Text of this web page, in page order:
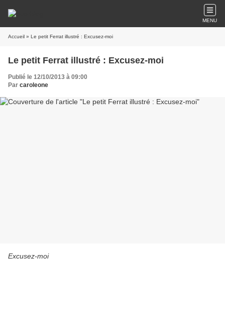
MENU
Accueil » Le petit Ferrat illustré : Excusez-moi
Le petit Ferrat illustré : Excusez-moi
Publié le 12/10/2013 à 09:00
Par caroleone
Excusez-moi